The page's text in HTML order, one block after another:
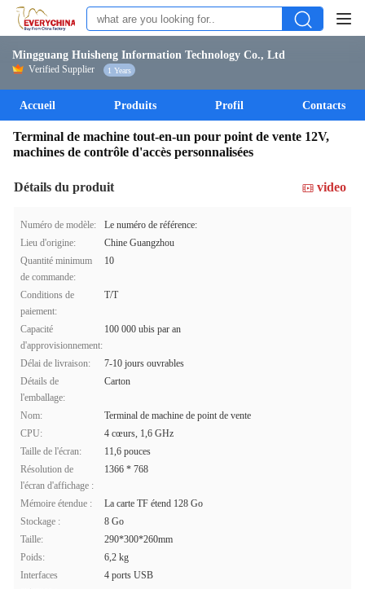
Mingguang Huisheng Information Technology Co., Ltd
Verified Supplier 1 Years
Accueil Produits Profil Contacts
Terminal de machine tout-en-un pour point de vente 12V,
machines de contrôle d'accès personnalisées
Détails du produit video
Numéro de modèle:
Le numéro de référence:
Lieu d'origine:
Chine Guangzhou
Quantité minimum
de commande:
10
Conditions de
paiement:
T/T
Capacité
d'approvisionnement:
100 000 ubis par an
Délai de livraison:
7-10 jours ouvrables
Détails de
l'emballage:
Carton
Nom:
Terminal de machine de point de vente
CPU:
4 cœurs, 1,6 GHz
Taille de l'écran:
11,6 pouces
Résolution de
l'écran d'affichage :
1366 * 768
Mémoire étendue :
La carte TF étend 128 Go
Stockage :
8 Go
Taille:
290*300*260mm
Poids:
6,2 kg
Interfaces
4 ports USB